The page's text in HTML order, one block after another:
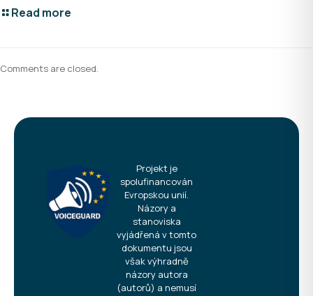
Read more
Comments are closed.
Projekt je
spolufinancován
Evropskou unií.
Názory a
stanoviska
vyjádřená v tomto
dokumentu jsou
však výhradně
názory autora
(autorů) a nemusí